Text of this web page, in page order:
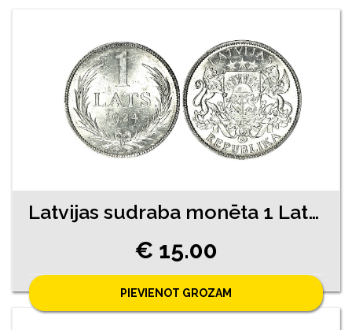
Latvijas sudraba monēta 1 Lats 1924. gada
€ 15.00
PIEVIENOT GROZAM